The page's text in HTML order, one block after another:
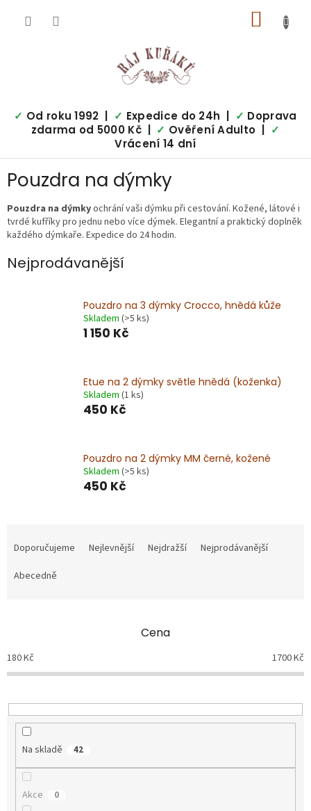
KOŠÍK
✓ Od roku 1992 | ✓ Expedice do 24h | ✓ Doprava
zdarma od 5000 Kč | ✓ Ověření Adulto |
✓
Vrácení 14 dní
Pouzdra na dýmky
Pouzdra na dýmkyochrání vaši dýmku při cestování. Kožené, látové i
tvrdé kufříky pro jednu nebo více dýmek. Elegantní a praktický doplněk
každého dýmkaře. Expedice do 24 hodin.
Nejprodávanější
Pouzdro na 3 dýmky Crocco, hnědá kůže
Skladem (>5 ks)
1 150 Kč
Etue na 2 dýmky světle hnědá (koženka)
Skladem (1 ks)
450 Kč
Pouzdro na 2 dýmky MM černé, kožené
Skladem (>5 ks)
450 Kč
a
e
o
d
k
t
Doporučujeme Nejlevnější Nejdražší
Nejprodávanější
Abecedně
Cena
180Kč 1700Kč
Na skladě 42
Akce 0